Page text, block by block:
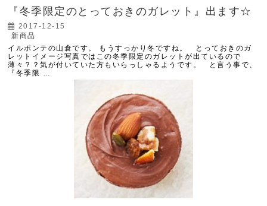
『冬季限定のとっておきのガレット』出ます☆
2017-12-15
新商品
イルポンテの山倉です。 もうすっかり冬ですね。 とっておきのガ
レットイメージ写真ではこの冬季限定のガレットが出ているので
薄々？？気が付いていた方もいらっしゃるようです。 と言う事で、
『冬季限 …